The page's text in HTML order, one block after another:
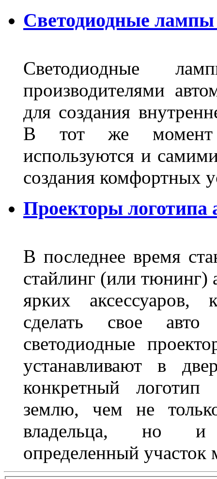
Светодиодные
Светодиодные
производителями
для создания
В тот же момент
используются и
создания комфортных
Проекторы логотипа
В последнее время
стайлинг (или тюнинг)
ярких аксессуаров,
сделать свое
светодиодные
устанавливают в
конкретный логотип
землю, чем не
владельца, но и
определенный участок